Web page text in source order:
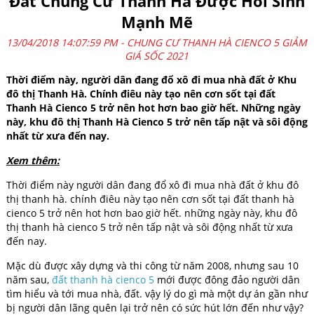
Mạnh Mẽ
13/04/2018 14:07:59 PM - CHUNG CƯ THANH HÀ CIENCO 5 GIẢM
GIÁ SỐC 2021
Thời điểm này, người dân đang đổ xô đi mua nhà đất ở Khu
đô thị Thanh Hà. Chính điêu này tạo nên cơn sốt tại đất
Thanh Hà Cienco 5 trở nên hot hơn bao giờ hết. Những ngày
này, khu đô thị Thanh Hà Cienco 5 trở nên tấp nật và sôi động
nhất từ xưa đến nay.
Xem thêm:
Thời điểm này người dân đang đổ xô đi mua nhà đất ở khu đô
thị thanh hà. chính điêu này tạo nên cơn sốt tại đất thanh hà
cienco 5 trở nên hot hơn bao giờ hết. những ngày này, khu đô
thị thanh hà cienco 5 trở nên tấp nật và sôi động nhất từ xưa
đến nay.
Mặc dù được xây dựng và thi công từ năm 2008, nhưng sau 10
năm sau, đất thanh hà cienco 5mới được đông đảo người dân
tìm hiểu và tới mua nhà, đất. vậy lý do gì mà một dự án gần như
bị người dân lãng quên lại trở nên có sức hút lớn đến như vậy?